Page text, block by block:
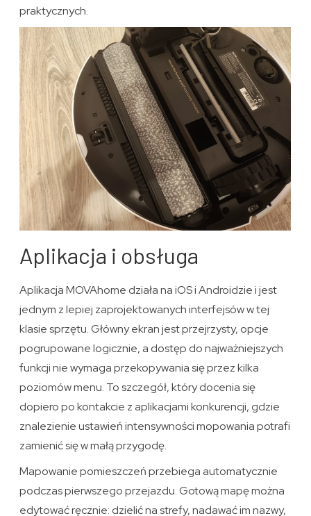
praktycznych.
Aplikacja i obsługa
Aplikacja MOVAhome działa na iOS i Androidzie i jest
jednym z lepiej zaprojektowanych interfejsów w tej
klasie sprzętu. Główny ekran jest przejrzysty, opcje
pogrupowane logicznie, a dostęp do najważniejszych
funkcji nie wymaga przekopywania się przez kilka
poziomów menu. To szczegół, który docenia się
dopiero po kontakcie z aplikacjami konkurencji, gdzie
znalezienie ustawień intensywności mopowania potrafi
zamienić się w małą przygodę.
Mapowanie pomieszczeń przebiega automatycznie
podczas pierwszego przejazdu. Gotową mapę można
edytować ręcznie: dzielić na strefy, nadawać im nazwy,